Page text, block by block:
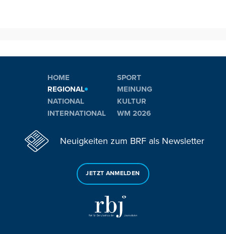
HOME
REGIONAL
NATIONAL
INTERNATIONAL
SPORT
MEINUNG
KULTUR
WM 2026
Neuigkeiten zum BRF als Newsletter
JETZT ANMELDEN